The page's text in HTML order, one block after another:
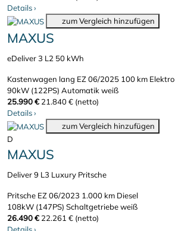
Details›
zum Vergleich hinzufügen
MAXUS
eDeliver 3 L2 50 kWh
Kastenwagen lang EZ 06/2025 100 km Elektro
90kW (122PS) Automatikweiß
25.990 € 21.840 € (netto)
Details›
zum Vergleich hinzufügen
D
MAXUS
Deliver 9 L3 Luxury Pritsche
Pritsche EZ 06/2023 1.000 km Diesel
108kW (147PS) Schaltgetriebeweiß
26.490 € 22.261 € (netto)